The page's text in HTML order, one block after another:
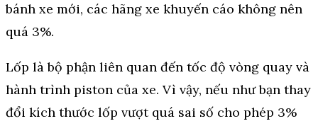
bánh xe mới, các hãng xe khuyến cáo không nên
quá 3%.
Lốp là bộ phận liên quan đến tốc độ vòng quay và
hành trình piston của xe. Vì vậy, nếu như bạn thay
đổi kích thước lốp vượt quá sai số cho phép 3%